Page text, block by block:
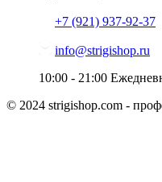
+7 (921) 937-92-37
info@strigishop.ru
10:00 - 21:00
© 2024 strigishop.com -